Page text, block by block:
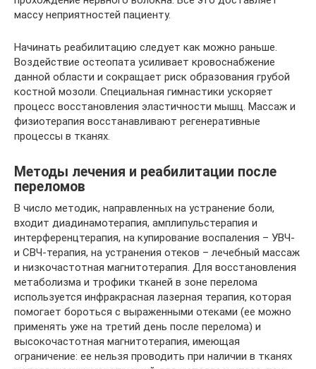
массу неприятностей пациенту.
Начинать реабилитацию следует как можно раньше.
Воздействие остеопата усиливает кровоснабжение
данной области и сокращает риск образования грубой
костной мозоли. Специальная гимнастики ускоряет
процесс восстановления эластичности мышц. Массаж и
физиотерапия восстанавливают регенеративные
процессы в тканях.
Методы лечения и реабилитации после
переломов
В число методик, направленных на устранение боли,
входит диадинамотерапия, амплипульстерапия и
интерференцтерапия, на купирование воспаления – УВЧ-
и СВЧ-терапия, на устранения отеков – лечебный массаж
и низкочастотная магнитотерапия. Для восстановления
метаболизма и трофики тканей в зоне перелома
используется инфракрасная лазерная терапия, которая
помогает бороться с выраженными отеками (ее можно
применять уже на третий день после перелома) и
высокочастотная магнитотерапия, имеющая
ограничение: ее нельзя проводить при наличии в тканях